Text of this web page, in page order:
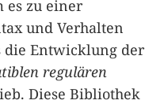
es zu einer
und Verhalten
die Entwicklung der
regulären
Diese Bibliothek